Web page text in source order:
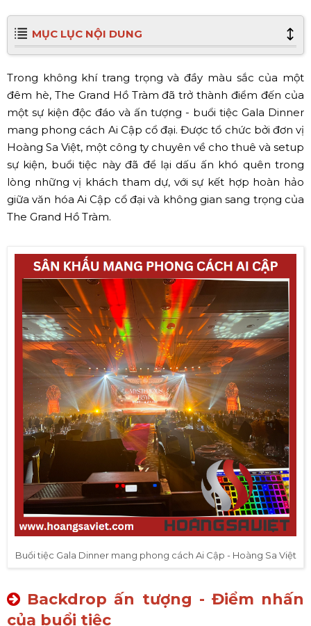
MỤC LỤC NỘI DUNG
Trong không khí trang trọng và đầy màu sắc của một
đêm hè, The Grand Hồ Tràm đã trở thành điểm đến của
một sự kiện độc đáo và ấn tượng - buổi tiệc Gala Dinner
mang phong cách Ai Cập cổ đại. Được tổ chức bởi đơn vị
Hoàng Sa Việt, một công ty chuyên về cho thuê và setup
sự kiện, buổi tiệc này đã để lại dấu ấn khó quên trong
lòng những vị khách tham dự, với sự kết hợp hoàn hảo
giữa văn hóa Ai Cập cổ đại và không gian sang trọng của
The Grand Hồ Tràm.
Buổi tiệc Gala Dinner mang phong cách Ai Cập - Hoàng Sa Việt
Backdrop ấn tượng - Điểm nhấn
của buổi tiệc